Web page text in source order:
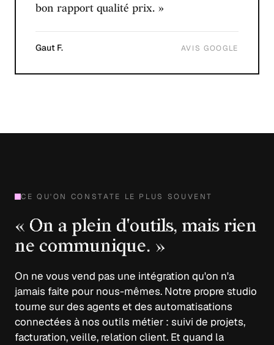
bon rapport qualité prix. »
Gaut F. AVIS GOOGLE
CE QU'ON CONSTATE LE PLUS SOUVENT
« On a plein d'outils, mais rien
ne communique. »
On ne vous vend pas une intégration qu'on n'a
jamais faite pour nous-mêmes. Notre propre studio
tourne sur des agents et des automatisations
connectées à nos outils métier : suivi de projets,
facturation, veille, relation client. Et quand la